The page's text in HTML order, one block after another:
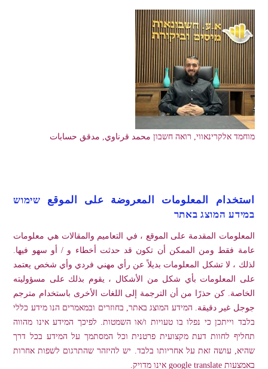
מוחמד אלקרינאווי, רואה חשבון محمد قرناوي, مدقق حسابات
استخدام المعلومات المعروضة على الموقع שימוש
במידע המוצג באתר
المعلومات المقدمة على الموقع ، في التعاميم والمقالات هي معلومات
عامة فقط ومن الممكن أن تكون قد حدثت أخطاء و / أو سهو فيها.
لذلك ، لا تشكل المعلومات بديلاً عن رأي مهني فردي وأي شخص يعتمد
على المعلومات بأي شكل من الأشكال ، يقوم بذلك على مسؤوليته
الخاصة. كن حذرًا من أن الترجمة إلى اللغات الأخرى باستخدام مترجم
جوجل غير دقيقة. המידע המוצג באתר, בחוזרים ובמאמרים הנו מידע כללי
בלבד וייתכן כי נפלו בו טעויות ו/או השמטות. לפיכך המידע אינו מהווה
תחליף לחוות דעת מקצועית פרטנית וכל המסתמך על המידע בכל דרך
שהיא, עושה זאת על אחריותו בלבד. יש להיזהר שהתרגום לשפות אחרות
באמצעות google translate אינו מדויק.